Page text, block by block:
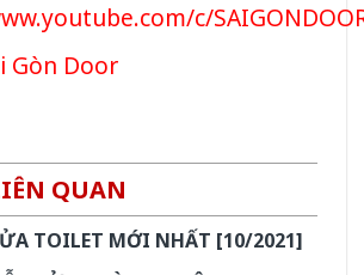
c/
Gòn Door
QUAN
TOILET MỚI NHẤT [10/2021]